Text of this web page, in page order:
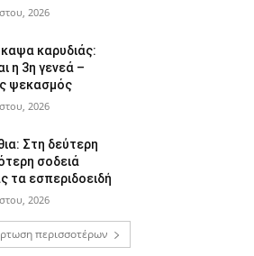
2026
καρυδιάς:
η 3η γενεά –
ψεκασμός
2026
Στη δεύτερη
σοδειά
τα εσπεριδοειδή
2026
περισσοτέρων